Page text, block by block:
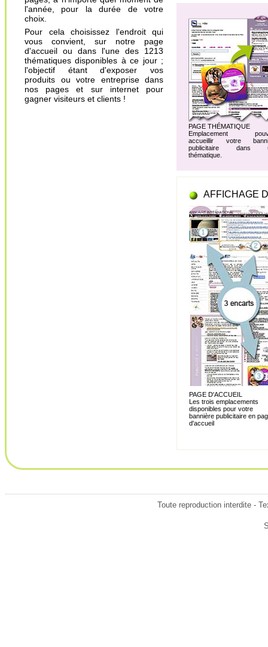
l'année, pour la durée de votre
choix.
Pour cela choisissez l'endroit qui
vous convient, sur notre page
d'accueil ou dans l'une des 1213
thématiques disponibles à ce jour ;
l'objectif étant d'exposer vos
produits ou votre entreprise dans
nos pages et sur internet pour
gagner visiteurs et clients !
PAGE THÉMATIQUE
Emplacement
accueillir votre
publicitaire dans
thématique.
AFFICHAGE
PAGE D'ACCUEIL
Les trois emplacements
disponibles pour votre
bannière publicitaire en
d'accueil
Toute reproduction interdite -